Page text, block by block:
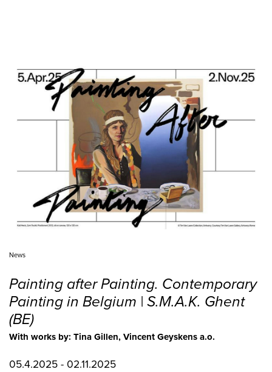
News
Painting after Painting. Contemporary
Painting in Belgium | S.M.A.K. Ghent
(BE)
With works by: Tina Gillen, Vincent Geyskens a.o.
05.4.2025 - 02.11.2025